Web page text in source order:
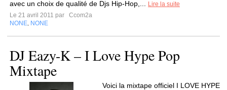
avec un choix de qualité de Djs Hip-Hop,...
Lire la suite
Le 21 avril 2011 par
Ccom2a
NONE NONE
DJ Eazy-K – I Love Hype Pop
Mixtape
Voici la mixtape officiel I LOVE HYPE